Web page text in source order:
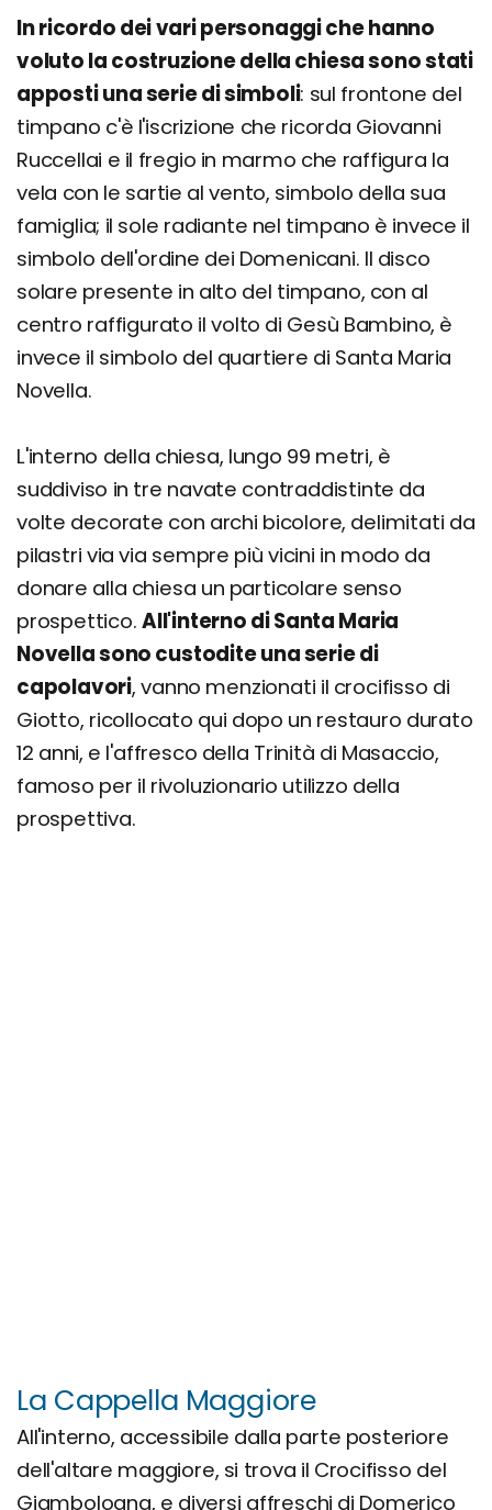
In ricordo dei vari personaggi che hanno
voluto la costruzione della chiesa sono stati
apposti una serie di simboli: sul frontone del
timpano c'è l'iscrizione che ricorda Giovanni
Ruccellai e il fregio in marmo che raffigura la
vela con le sartie al vento, simbolo della sua
famiglia; il sole radiante nel timpano è invece il
simbolo dell'ordine dei Domenicani. Il disco
solare presente in alto del timpano, con al
centro raffigurato il volto di Gesù Bambino, è
invece il simbolo del quartiere di Santa Maria
Novella.
L'interno della chiesa, lungo 99 metri, è
suddiviso in tre navate contraddistinte da
volte decorate con archi bicolore, delimitati da
pilastri via via sempre più vicini in modo da
donare alla chiesa un particolare senso
prospettico. All'interno di Santa Maria
Novella sono custodite una serie di
capolavori, vanno menzionati il crocifisso di
Giotto, ricollocato qui dopo un restauro durato
12 anni, e l'affresco della Trinità di Masaccio,
famoso per il rivoluzionario utilizzo della
prospettiva.
La Cappella Maggiore
All'interno, accessibile dalla parte posteriore
dell'altare maggiore, si trova il Crocifisso del
Giambologna, e diversi affreschi di Domerico